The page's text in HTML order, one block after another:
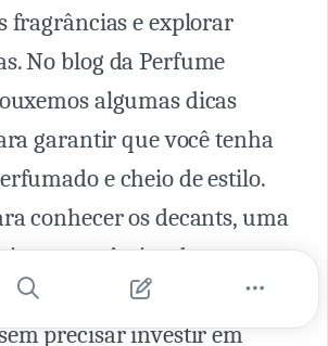
fragrâncias e explorar
No blog da Perfume
algumas dicas
garantir que você tenha
e cheio de estilo.
conhecer os decants, uma
e econômica de
diferentes perfumes
precisar investir em